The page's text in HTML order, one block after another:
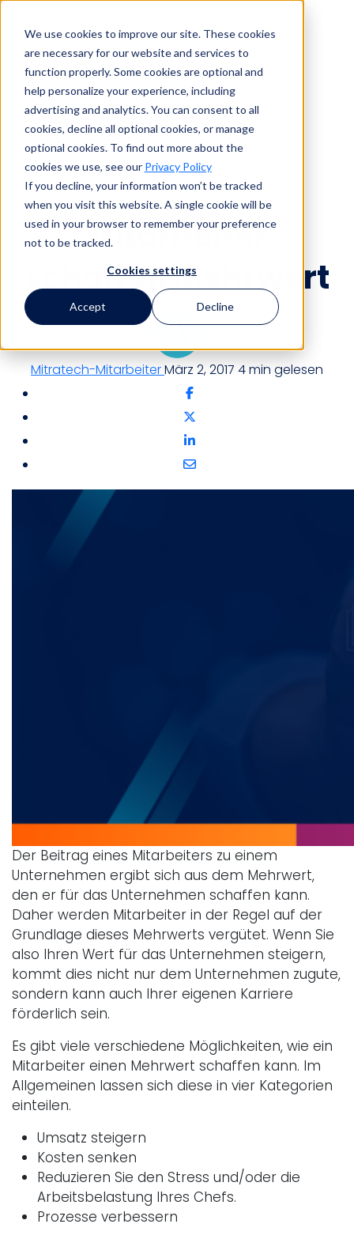
We use cookies to improve our site. These cookies
are necessary for our website and services to
function properly. Some cookies are optional and
help personalize your experience, including
advertising and analytics. You can consent to all
cookies, decline all optional cookies, or manage
optional cookies. To find out more about the
cookies we use, see our Privacy Policy
If you decline, your information won’t be tracked
when you visit this website. A single cookie will be
used in your browser to remember your preference
not to be tracked.
Cookies settings
Accept Decline
Suche
Suche
Mitarbeiter
schaffen Mehrwert
Mitratech-MitarbeiterMärz 2, 2017 4 min gelesen
Der Beitrag eines Mitarbeiters zu einem
Unternehmen ergibt sich aus dem Mehrwert,
den er für das Unternehmen schaffen kann.
Daher werden Mitarbeiter in der Regel auf der
Grundlage dieses Mehrwerts vergütet. Wenn Sie
also Ihren Wert für das Unternehmen steigern,
kommt dies nicht nur dem Unternehmen zugute,
sondern kann auch Ihrer eigenen Karriere
förderlich sein.
Es gibt viele verschiedene Möglichkeiten, wie ein
Mitarbeiter einen Mehrwert schaffen kann. Im
Allgemeinen lassen sich diese in vier Kategorien
einteilen.
Umsatz steigern
Kosten senken
Reduzieren Sie den Stress und/oder die
Arbeitsbelastung Ihres Chefs.
Prozesse verbessern